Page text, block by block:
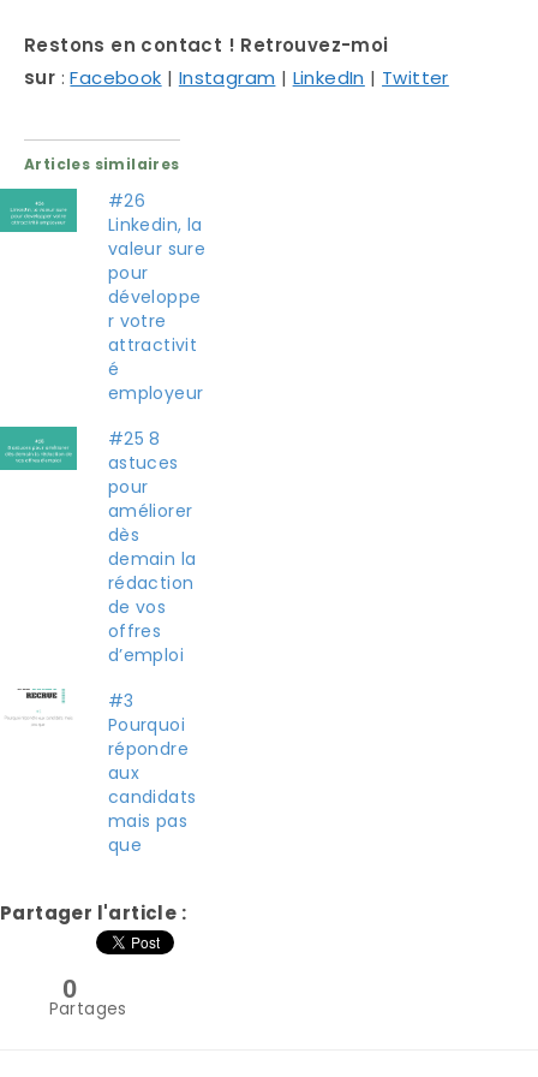
Restons en contact ! Retrouvez-moi
sur :Facebook | Instagram | LinkedIn | Twitter
Articles similaires
#26
Linkedin, la
valeur sure
pour
développe
r votre
attractivit
é
employeur
#25 8
astuces
pour
améliorer
dès
demain la
rédaction
de vos
offres
d’emploi
#3
Pourquoi
répondre
aux
candidats
mais pas
que
Partager l'article :
0
Partages